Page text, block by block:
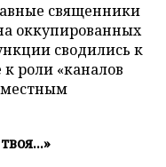
священники
оккупированных
сводились к
роли «каналов
местным